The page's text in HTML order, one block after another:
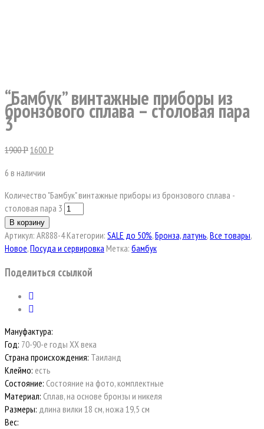
“Бамбук” винтажные приборы из
бронзового сплава – столовая пара
3
1900Р1600Р
6 в наличии
Количество "Бамбук" винтажные приборы из бронзового сплава -
столовая пара 3
В корзину
Артикул: AR888-4 Категории: SALE до 50%,Бронза, латунь,Все товары,
Новое,Посуда и сервировка Метка: бамбук
Поделиться ссылкой
Мануфактура:
Год: 70-90-е годы XX века
Страна происхождения: Таиланд
Клеймо: есть
Состояние: Состояние на фото, комплектные
Материал: Сплав, на основе бронзы и никеля
Размеры: длина вилки 18 см, ножа 19,5 см
Вес: